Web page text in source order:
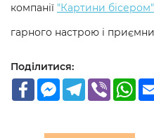
компанії "Картини бісером"
гарного настрою і
Поділитися:
FacebookFacebook
Messenger
Telegram
Viber